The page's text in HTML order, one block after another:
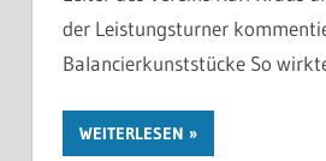
der Leistungsturner
Balancierkunststücke So
WEITERLESEN